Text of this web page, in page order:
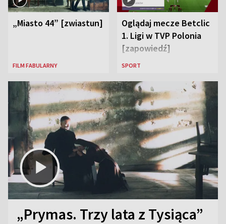
„Miasto 44” [zwiastun]
FILM FABULARNY
Oglądaj mecze Betclic
1. Ligi w TVP Polonia
[zapowiedź]
SPORT
„Prymas. Trzy lata z Tysiąca”